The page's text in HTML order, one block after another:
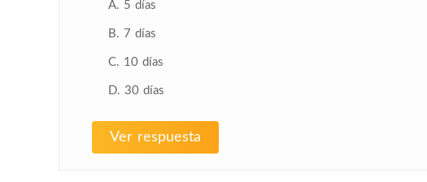
A. 5 días
B. 7 días
C. 10 días
D. 30 días
Ver respuesta